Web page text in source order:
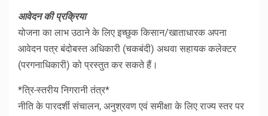
आवेदन की प्रक्रिया
योजना का लाभ उठाने के लिए इच्छुक किसान/खाताधारक अपना
आवेदन पत्र बंदोबस्त अधिकारी (चकबंदी) अथवा सहायक कलेक्टर
(परगनाधिकारी) को प्रस्तुत कर सकते हैं।
*त्रि-स्तरीय निगरानी तंत्र*
नीति के पारदर्शी संचालन, अनुश्रवण एवं समीक्षा के लिए राज्य स्तर पर